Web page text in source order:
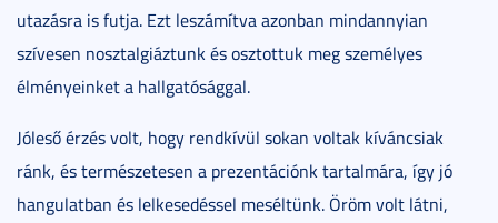
utazásra is futja. Ezt leszámítva azonban mindannyian
szívesen nosztalgiáztunk és osztottuk meg személyes
élményeinket a hallgatósággal.
Jóleső érzés volt, hogy rendkívül sokan voltak kíváncsiak
ránk, és természetesen a prezentációnk tartalmára, így jó
hangulatban és lelkesedéssel meséltünk. Öröm volt látni,